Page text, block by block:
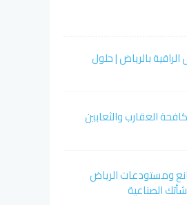
بالرياض | حلول
العقارب والثعابين
ومستودعات الرياض
الصناعية